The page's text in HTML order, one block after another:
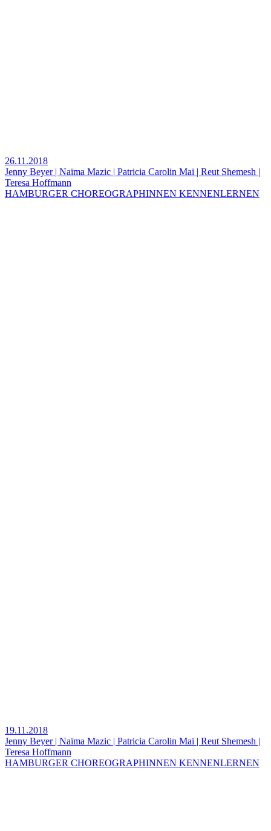
26.11.2018
Jenny Beyer | Naïma Mazic | Patricia Carolin Mai | Reut Shemesh |
Teresa Hoffmann
HAMBURGER CHOREOGRAPHINNEN KENNENLERNEN
19.11.2018
Jenny Beyer | Naïma Mazic | Patricia Carolin Mai | Reut Shemesh |
Teresa Hoffmann
HAMBURGER CHOREOGRAPHINNEN KENNENLERNEN